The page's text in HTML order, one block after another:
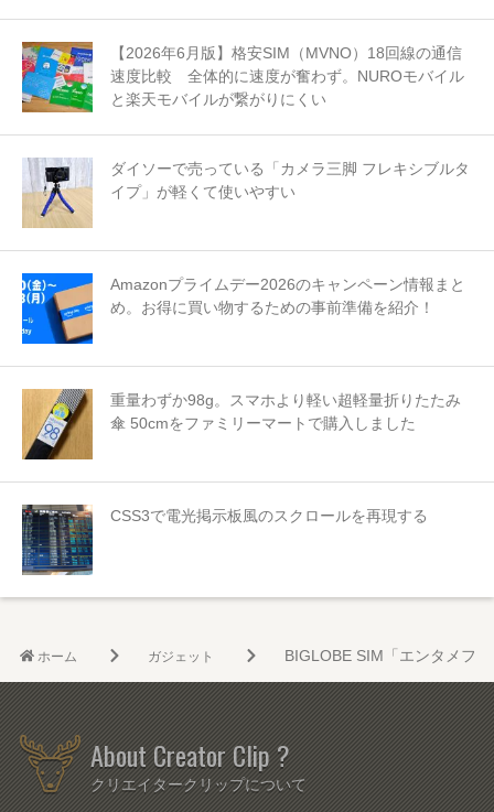
【2026年6月版】格安SIM（MVNO）18回線の通信
速度比較 全体的に速度が奮わず。NUROモバイル
と楽天モバイルが繋がりにくい
ダイソーで売っている「カメラ三脚 フレキシブルタ
イプ」が軽くて使いやすい
Amazonプライムデー2026のキャンペーン情報まと
め。お得に買い物するための事前準備を紹介！
重量わずか98g。スマホより軽い超軽量折りたたみ
傘 50cmをファミリーマートで購入しました
CSS3で電光掲示板風のスクロールを再現する
ホーム ガジェット BIGLOBE SIM「エンタメフ
About Creator Clip ?
クリエイタークリップについて